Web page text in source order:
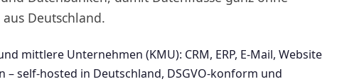
Deutschland.
mittlere Unternehmen (KMU): CRM, ERP, E-Mail, Website
self-hosted in Deutschland, DSGVO-konform und